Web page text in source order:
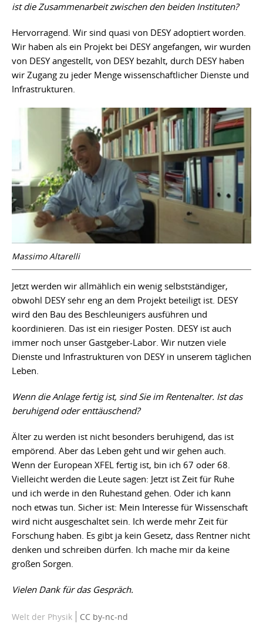
ist die Zusammenarbeit zwischen den beiden Instituten?
Hervorragend. Wir sind quasi von DESY adoptiert worden.
Wir haben als ein Projekt bei DESY angefangen, wir wurden
von DESY angestellt, von DESY bezahlt, durch DESY haben
wir Zugang zu jeder Menge wissenschaftlicher Dienste und
Infrastrukturen.
Massimo Altarelli
Jetzt werden wir allmählich ein wenig selbstständiger,
obwohl DESY sehr eng an dem Projekt beteiligt ist. DESY
wird den Bau des Beschleunigers ausführen und
koordinieren. Das ist ein riesiger Posten. DESY ist auch
immer noch unser Gastgeber-Labor. Wir nutzen viele
Dienste und Infrastrukturen von DESY in unserem täglichen
Leben.
Wenn die Anlage fertig ist, sind Sie im Rentenalter. Ist das
beruhigend oder enttäuschend?
Älter zu werden ist nicht besonders beruhigend, das ist
empörend. Aber das Leben geht und wir gehen auch.
Wenn der European XFEL fertig ist, bin ich 67 oder 68.
Vielleicht werden die Leute sagen: Jetzt ist Zeit für Ruhe
und ich werde in den Ruhestand gehen. Oder ich kann
noch etwas tun. Sicher ist: Mein Interesse für Wissenschaft
wird nicht ausgeschaltet sein. Ich werde mehr Zeit für
Forschung haben. Es gibt ja kein Gesetz, dass Rentner nicht
denken und schreiben dürfen. Ich mache mir da keine
großen Sorgen.
Vielen Dank für das Gespräch.
Welt der Physik CC by-nc-nd